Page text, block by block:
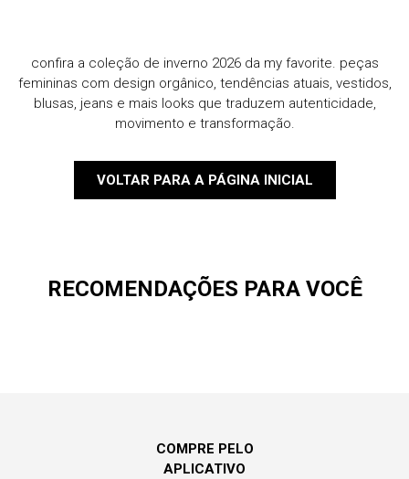
confira a coleção de inverno 2026 da my favorite. peças
femininas com design orgânico, tendências atuais, vestidos,
blusas, jeans e mais looks que traduzem autenticidade,
movimento e transformação.
VOLTAR PARA A PÁGINA INICIAL
RECOMENDAÇÕES PARA VOCÊ
COMPRE PELO
APLICATIVO